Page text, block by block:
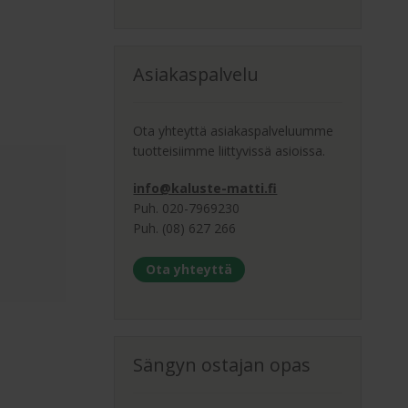
Asiakaspalvelu
Ota yhteyttä asiakaspalveluumme
tuotteisiimme liittyvissä asioissa.
info@kaluste-matti.fi
Puh. 020-7969230
Puh. (08) 627 266
Ota yhteyttä
Sängyn ostajan opas